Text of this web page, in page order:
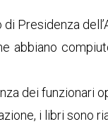
Presidenza
abbiano
dei funzionari
i libri sono